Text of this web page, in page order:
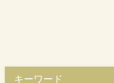
キーワード